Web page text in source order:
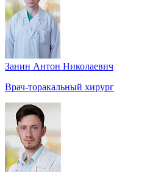
Занин Антон Николаевич
Врач-торакальный хирург